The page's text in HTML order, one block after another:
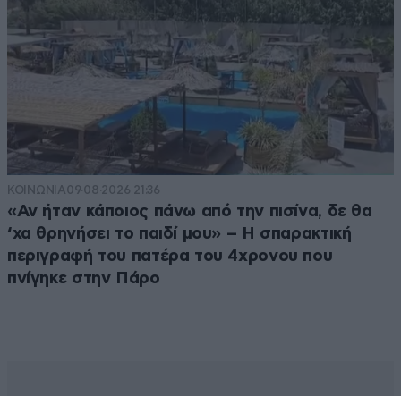
ΚΟΙΝΩΝΙΑ09·08·2026 21:36
«Αν ήταν κάποιος πάνω από την πισίνα, δε θα
‘χα θρηνήσει το παιδί μου» – Η σπαρακτική
περιγραφή του πατέρα του 4χρονου που
πνίγηκε στην Πάρο